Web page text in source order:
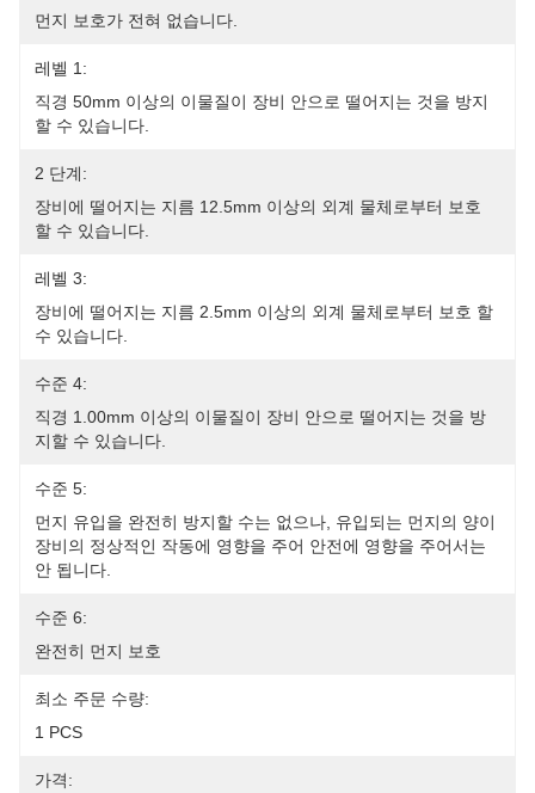
먼지 보호가 전혀 없습니다.
레벨 1:
직경 50mm 이상의 이물질이 장비 안으로 떨어지는 것을 방지
할 수 있습니다.
2 단계:
장비에 떨어지는 지름 12.5mm 이상의 외계 물체로부터 보호
할 수 있습니다.
레벨 3:
장비에 떨어지는 지름 2.5mm 이상의 외계 물체로부터 보호 할
수 있습니다.
수준 4:
직경 1.00mm 이상의 이물질이 장비 안으로 떨어지는 것을 방
지할 수 있습니다.
수준 5:
먼지 유입을 완전히 방지할 수는 없으나, 유입되는 먼지의 양이
장비의 정상적인 작동에 영향을 주어 안전에 영향을 주어서는
안 됩니다.
수준 6:
완전히 먼지 보호
최소 주문 수량:
1 PCS
가격: